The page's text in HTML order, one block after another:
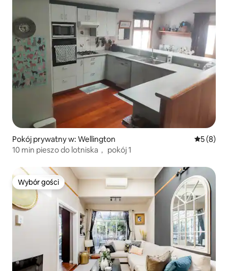
Pokój prywatny w: Wellington Średnia
5 (8)
10 min pieszo do lotniska， pokój 1
Wybór gości
Wybór gości